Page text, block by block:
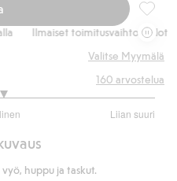
Ilmaiset toimitusvaihtoehdot
Valitse Myymälä
Liian suuri
160 arvostelua
huppu ja taskut.